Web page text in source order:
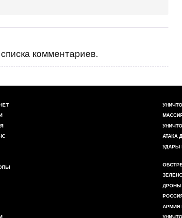
комментариев.
АТАКА
УДАРЫ
ДРОНЫ
АРМИЯ